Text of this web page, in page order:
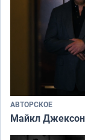
АВТОРСКОЕ
Майкл